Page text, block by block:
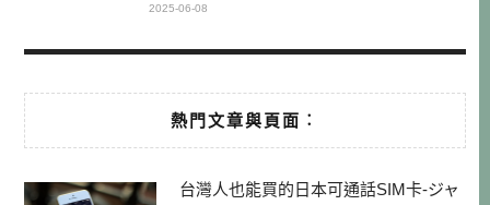
2025-06-08
熱門文章與頁面︰
台灣人也能買的日本可通話SIM卡-ジャ